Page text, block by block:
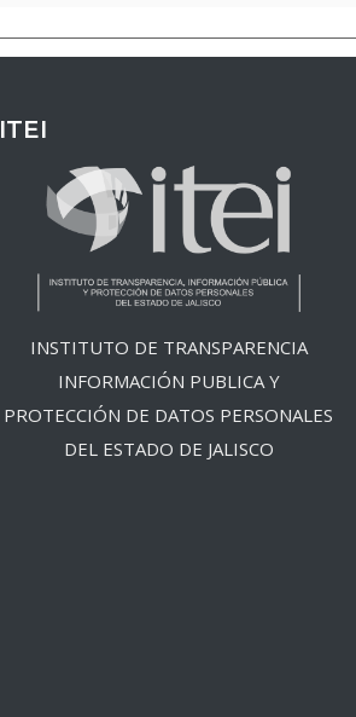
ITEI
INSTITUTO DE TRANSPARENCIA
INFORMACIÓN PUBLICA Y
PROTECCIÓN DE DATOS PERSONALES
DEL ESTADO DE JALISCO